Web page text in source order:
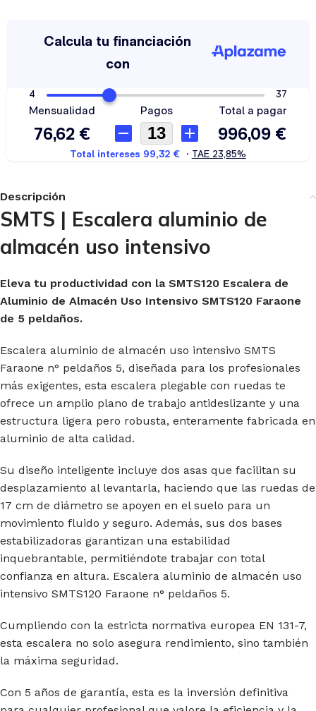
Descripción
SMTS | Escalera aluminio de
almacén uso intensivo
Eleva tu productividad con la SMTS120 Escalera de
Aluminio de Almacén Uso Intensivo SMTS120 Faraone
de 5 peldaños.
Escalera aluminio de almacén uso intensivo SMTS
Faraone n° peldaños 5, diseñada para los profesionales
más exigentes, esta escalera plegable con ruedas te
ofrece un amplio plano de trabajo antideslizante y una
estructura ligera pero robusta, enteramente fabricada en
aluminio de alta calidad.
Su diseño inteligente incluye dos asas que facilitan su
desplazamiento al levantarla, haciendo que las ruedas de
17 cm de diámetro se apoyen en el suelo para un
movimiento fluido y seguro. Además, sus dos bases
estabilizadoras garantizan una estabilidad
inquebrantable, permitiéndote trabajar con total
confianza en altura. Escalera aluminio de almacén uso
intensivo SMTS120 Faraone n° peldaños 5.
Cumpliendo con la estricta normativa europea EN 131-7,
esta escalera no solo asegura rendimiento, sino también
la máxima seguridad.
Con 5 años de garantía, esta es la inversión definitiva